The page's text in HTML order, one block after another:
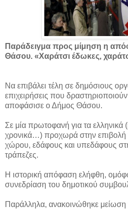
Παράδειγμα προς μίμηση η
Θάσου. «Χαράτσι έδωκες,
Να επιβάλει τέλη σε δημόσιους
επιχειρήσεις που
αποφάσισε ο Δήμος Θάσου.
Σε μία πρωτοφανή για τα ελληνικά
χρονικά…) προχωρά στην επιβολή
χώρου, εδάφους και υπεδάφους
τράπεζες.
Η ιστορική απόφαση ελήφθη,
συνεδρίαση του δημοτικού
Παράλληλα, ανακοινώθηκε